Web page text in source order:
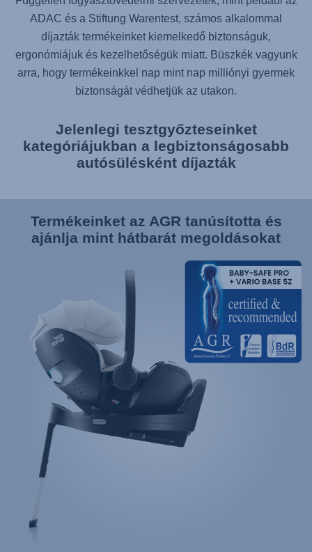
ADAC és a Stiftung Warentest, számos alkalommal
díjazták termékeinket kiemelkedő biztonságuk,
ergonómiájuk és kezelhetőségük miatt. Büszkék vagyunk
arra, hogy termékeinkkel nap mint nap milliónyi gyermek
biztonságát védhetjük az utakon.
Jelenlegi tesztgyőzteseinket
kategóriájukban a legbiztonságosabb
autósülésként díjazták
Termékeinket az AGR tanúsította és
ajánlja mint hátbarát megoldásokat